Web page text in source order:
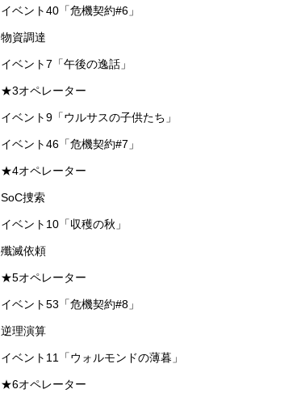
イベント40「危機契約#6」
物資調達
イベント7「午後の逸話」
★3オペレーター
イベント9「ウルサスの子供たち」
イベント46「危機契約#7」
★4オペレーター
SoC捜索
イベント10「収穫の秋」
殲滅依頼
★5オペレーター
イベント53「危機契約#8」
逆理演算
イベント11「ウォルモンドの薄暮」
★6オペレーター